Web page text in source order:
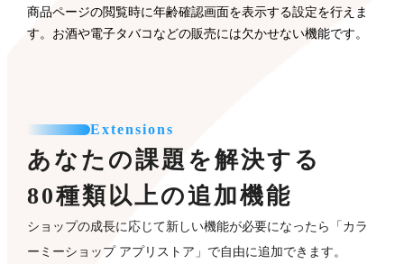
商品ページの閲覧時に年齢確認画面を表示する設定を行えま
す。お酒や電子タバコなどの販売には欠かせない機能です。
Extensions
あなたの課題を解決する
80種類以上の追加機能
ショップの成長に応じて新しい機能が必要になったら「カラ
ーミーショップ アプリストア」で自由に追加できます。